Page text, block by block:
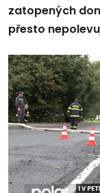
zatopených
přesto